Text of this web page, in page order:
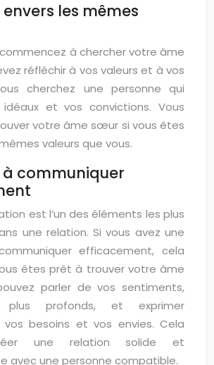
les mêmes
à chercher votre âme
réfléchir à vos valeurs et à vos
cherchez une personne qui
et vos convictions. Vous
votre âme sœur si vous êtes
valeurs que vous.
communiquer
est l’un des éléments les plus
une relation. Si vous avez une
efficacement, cela
êtes prêt à trouver votre âme
parler de vos sentiments,
profonds, et exprimer
besoins et vos envies. Cela
une relation solide et
avec une personne compatible.